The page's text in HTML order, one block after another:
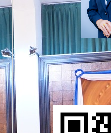
นางสาวโ
ตำแหน่ง : ผู้อำน
email :
ประเมินความพึงพอใจ